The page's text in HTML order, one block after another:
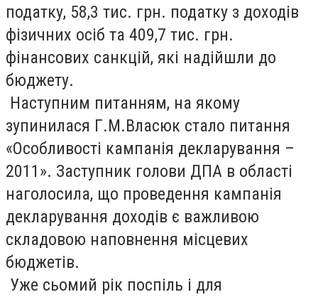
податку, 58,3 тис. грн. податку з доходів
фізичних осіб та 409,7 тис. грн.
фінансових санкцій, які надійшли до
бюджету.
Наступним питанням, на якому
зупинилася Г.М.Власюк стало питання
«Особливості кампанія декларування –
2011». Заступник голови ДПА в області
наголосила, що проведення кампанія
декларування доходів є важливою
складовою наповнення місцевих
бюджетів.
Уже сьомий рік поспіль і для